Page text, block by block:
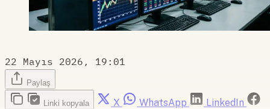
22 Mayıs 2026, 19:01
Paylaş
Linki kopyala X WhatsApp
LinkedIn